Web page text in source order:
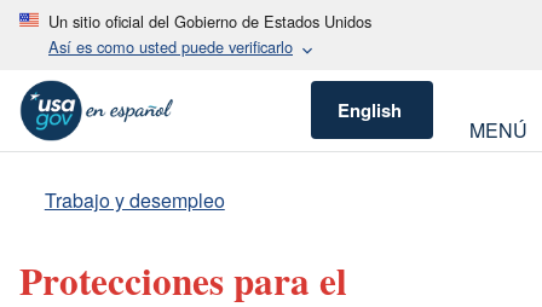
Un sitio oficial del Gobierno de Estados Unidos
Así es como usted puede verificarlo
English
MENÚ
Trabajo y desempleo
Protecciones para el